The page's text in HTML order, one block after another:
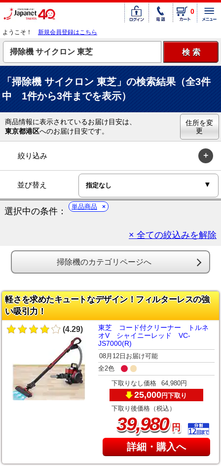
0
ようこそ！ 新規会員登録はこちら
「掃除機 サイクロン 東芝」の検索結果（全3件
中 1件から3件までを表示）
商品情報に表示されているお届け目安は、
東京都港区へのお届け目安です。
住所を変
更
絞り込み
並び替え
選択中の条件： 単品商品
× 全ての絞込みを解除
掃除機のカテゴリページへ
軽さを求めたキュートなデザイン！フィルターレスの強
い吸引力！
(4.29)
東芝 コード付クリーナー トルネ
オV シャイニーレッド VC-
JS7000(R)
08月12日お届け可能
全2色
下取りなし価格 64,980円
25,000円下取り
下取り後価格（税込）
39,980円
詳細・購入へ